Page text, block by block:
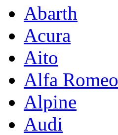
Abarth
Acura
Aito
Alfa Romeo
Alpine
Audi